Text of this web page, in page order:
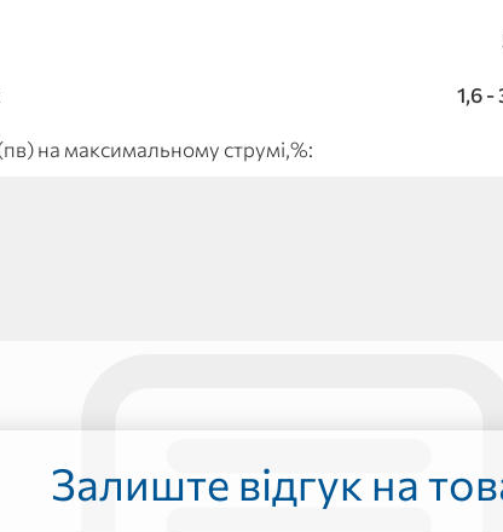
1,6 -
на максимальному струмі,%:
Залиште відгук на